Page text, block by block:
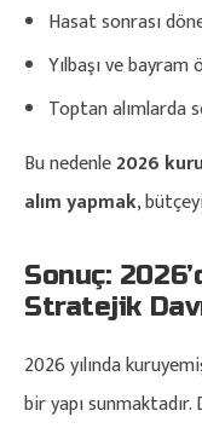
Hasat sonrası
Yılbaşı ve
Toptan alımlarda
Bu nedenle2026
alım yapmak,
Sonuç:
Stratejik
2026 yılında
bir yapı